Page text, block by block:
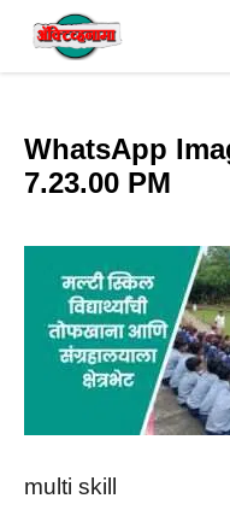
WhatsApp
7.23.00 PM
multi skill